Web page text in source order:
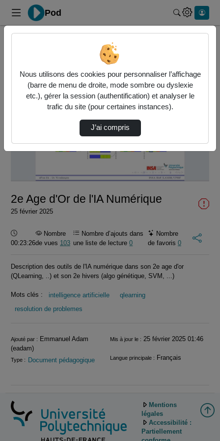
Pod
2e Age d'Or de l'IA Numérique
Lire
la
vidéo
2e Age d'Or de l'IA Numérique
25 février 2025
Durée :
00:23:26
Nombre
de vues 103
Nombre d’ajouts dans
une liste de lecture0
Nombre
de favoris 0
Description des outils de l'IA numérique dans son 2e age d'or
(QLearning, ..) et son 2e hivers (algo génétique, SVM, ...)
Mots clés : intelligence artificielle
qlearning
resolution de problemes
Informations
Ajouté par : Emmanuel Adam
(eadam)
Mis à jour le : 25 février 2025 01:46
Type : Document pédagogique Langue principale : Français
Mentions
légales
Accessibilité :
Partiellement
Nous utilisons des cookies pour personnaliser l’affichage
(barre de menu de droite, mode sombre ou dyslexie
etc.), gérer la session (authentification) et analyser le
trafic du site (pour certaines instances).
J’ai compris